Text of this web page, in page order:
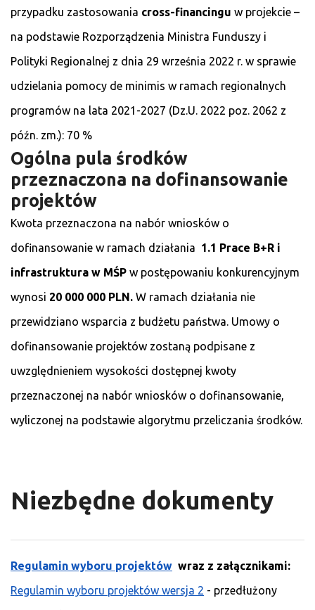
przypadku zastosowania cross-financingu w projekcie –
na podstawie Rozporządzenia Ministra Funduszy i
Polityki Regionalnej z dnia 29 września 2022 r. w sprawie
udzielania pomocy de minimis w ramach regionalnych
programów na lata 2021-2027 (Dz.U. 2022 poz. 2062 z
późn. zm.): 70 %
Ogólna pula środków
przeznaczona na dofinansowanie
projektów
Kwota przeznaczona na nabór wniosków o
dofinansowanie w ramach działania 1.1 Prace B+R i
infrastruktura w MŚP w postępowaniu konkurencyjnym
wynosi 20 000 000 PLN. W ramach działania nie
przewidziano wsparcia z budżetu państwa. Umowy o
dofinansowanie projektów zostaną podpisane z
uwzględnieniem wysokości dostępnej kwoty
przeznaczonej na nabór wniosków o dofinansowanie,
wyliczonej na podstawie algorytmu przeliczania środków.
Niezbędne dokumenty
Regulamin wyboru projektów wraz z załącznikami:
Regulamin wyboru projektów wersja 2 - przedłużony